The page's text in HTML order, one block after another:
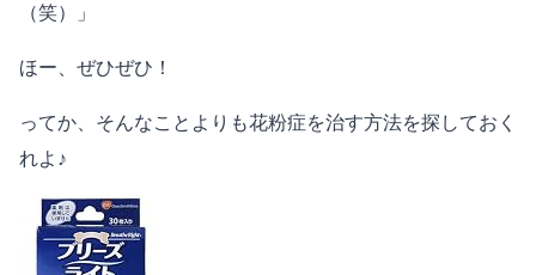
（笑）」
ほー、ぜひぜひ！
ってか、そんなことよりも花粉症を治す方法を探しておく
れよ♪